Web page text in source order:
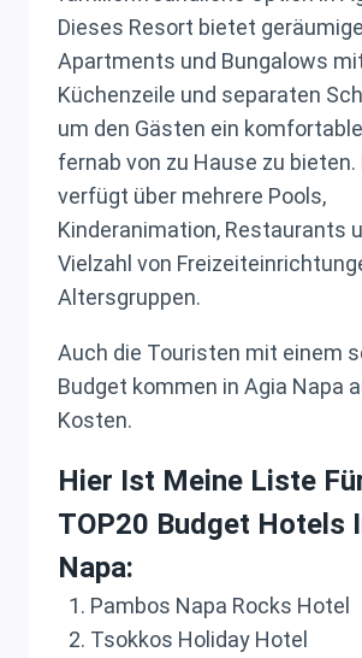
Dieses Resort bietet geräumige
Apartments und Bungalows
Küchenzeile und separaten
um den Gästen ein
fernab von zu Hause zu bieten.
verfügt über mehrere Pools,
Kinderanimation, Restaurants
Vielzahl von
Altersgruppen.
Auch die Touristen mit einem
Budget kommen in Agia Napa
Kosten.
Hier Ist Meine Liste
TOP20 Budget Hotels
Napa:
Pambos Napa Rocks Hotel
Tsokkos Holiday Hotel